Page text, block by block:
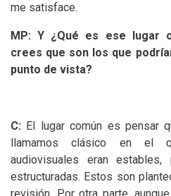
me satisface.
MP: Y ¿Qué es ese lugar
crees que son los que
punto de vista?
C: El lugar común es pensar
llamamos clásico en el
audiovisuales eran
estructuradas. Estos son